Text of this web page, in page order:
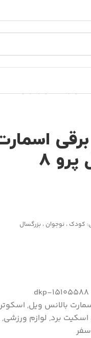
/اسکوتر برقی/
۸
کودک ، نوجوان ، بزرگسال
dkp-15105588
بالانس ویل,
اسکیت برد, لوازم ورزشی,